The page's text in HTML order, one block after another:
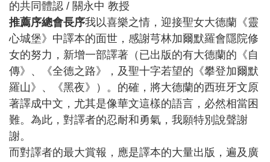
的共同體認 / 關永中 教授
推薦序總會長序我以喜樂之情，迎接聖女大德蘭《靈
心城堡》中譯本的面世，感謝芎林加爾默羅會隱院修
女的努力，新增一部譯著（已出版的有大德蘭的《自
傳》、《全德之路》，及聖十字若望的《攀登加爾默
羅山》、《黑夜》）。的確，將大德蘭的西班牙文原
著譯成中文，尤其是像華文這樣的語言，必然相當困
難。為此，對譯者的忍耐和勇氣，我願特別說聲謝
謝。
而對譯者的最大賞報，應是譯本的大量出版，遍及廣